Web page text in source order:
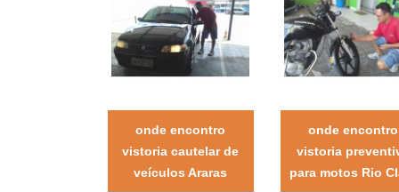
onde encontro
vistoria cautelar de
veículos Araras
onde encontro
vistoria
para motos Rio